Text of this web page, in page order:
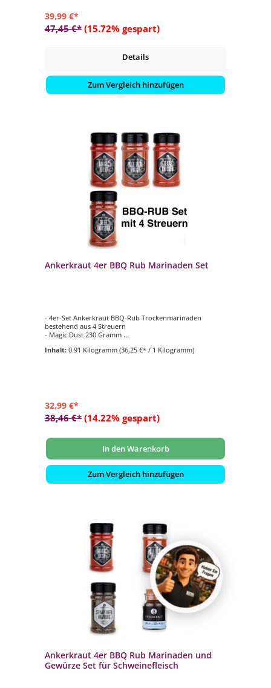
39,99 €*
47,45 €* (15.72% gespart)
Details
Zum Vergleich hinzufügen
Ankerkraut 4er BBQ Rub Marinaden Set
- 4er-Set Ankerkraut BBQ-Rub Trockenmarinaden
bestehend aus 4 Streuern
- Magic Dust 230 Gramm
- Texas Chicken 230 Gramm
Inhalt: 0.91 Kilogramm (36,25 €* / 1 Kilogramm)
32,99 €*
38,46 €* (14.22% gespart)
In den Warenkorb
Zum Vergleich hinzufügen
Ankerkraut 4er BBQ Rub Marinaden und
Gewürze Set für Schweinefleisch